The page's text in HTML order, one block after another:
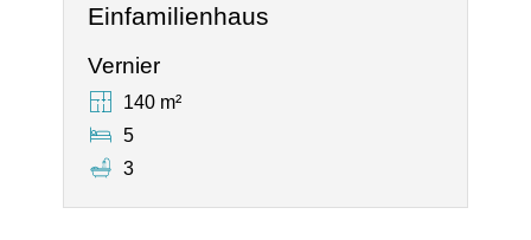
Einfamilienhaus
Vernier
140 m²
5
3